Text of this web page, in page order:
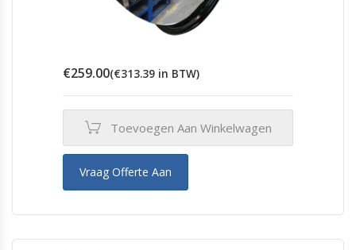
€259.00(€313.39 in BTW)
Toevoegen Aan Winkelwagen
Vraag Offerte Aan